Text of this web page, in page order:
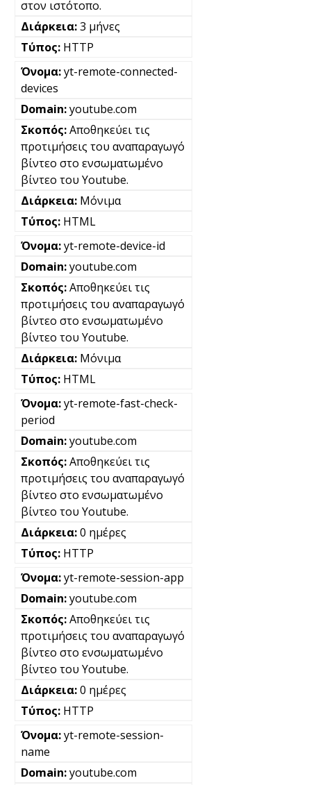
στον ιστότοπο.
3 μήνες
HTTP
yt-remote-connected-
devices
youtube.com
Αποθηκεύει τις
προτιμήσεις του αναπαραγωγό
βίντεο στο ενσωματωμένο
βίντεο του Youtube.
Μόνιμα
HTML
yt-remote-device-id
youtube.com
Αποθηκεύει τις
προτιμήσεις του αναπαραγωγό
βίντεο στο ενσωματωμένο
βίντεο του Youtube.
Μόνιμα
HTML
yt-remote-fast-check-
period
youtube.com
Αποθηκεύει τις
προτιμήσεις του αναπαραγωγό
βίντεο στο ενσωματωμένο
βίντεο του Youtube.
0 ημέρες
HTTP
yt-remote-session-app
youtube.com
Αποθηκεύει τις
προτιμήσεις του αναπαραγωγό
βίντεο στο ενσωματωμένο
βίντεο του Youtube.
0 ημέρες
HTTP
yt-remote-session-
name
youtube.com